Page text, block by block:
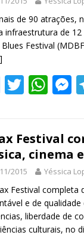
o
k
p
p
g
de 90 atrações,
infraestrutura de
Festival
F
ac
b
o
o
k
T
w
er
W
h
s
A
p
p
e
e
n
g
Festival
cinema
2015 Yéssica
Festival
e de
liberdade de
culturais, no